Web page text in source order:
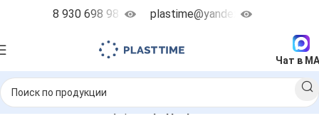
8 930 698 98 38 plastime@yandex.ru
Чат в
Запчасти и аксессуары Предохранительные клапана